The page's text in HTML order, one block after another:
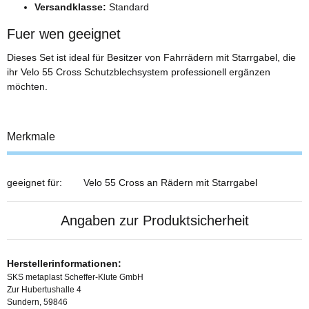
Versandklasse: Standard
Fuer wen geeignet
Dieses Set ist ideal für Besitzer von Fahrrädern mit Starrgabel, die
ihr Velo 55 Cross Schutzblechsystem professionell ergänzen
möchten.
Merkmale
geeignet für: Velo 55 Cross an Rädern mit Starrgabel
Angaben zur Produktsicherheit
Herstellerinformationen:
SKS metaplast Scheffer-Klute GmbH
Zur Hubertushalle 4
Sundern, 59846